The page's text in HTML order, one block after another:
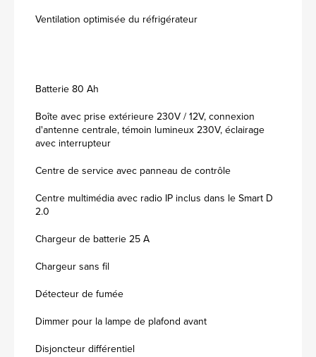
Ventilation optimisée du réfrigérateur
Batterie 80 Ah
Boîte avec prise extérieure 230V / 12V, connexion
d'antenne centrale, témoin lumineux 230V, éclairage
avec interrupteur
Centre de service avec panneau de contrôle
Centre multimédia avec radio IP inclus dans le Smart D
2.0
Chargeur de batterie 25 A
Chargeur sans fil
Détecteur de fumée
Dimmer pour la lampe de plafond avant
Disjoncteur différentiel